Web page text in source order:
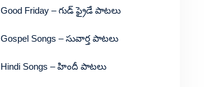
Good Friday – గుడ్ ఫ్రైడే పాటలు
Gospel Songs – సువార్త పాటలు
Hindi Songs – హిందీ పాటలు